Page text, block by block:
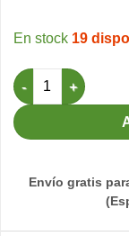
19
Rollo Papel
Envío gratis